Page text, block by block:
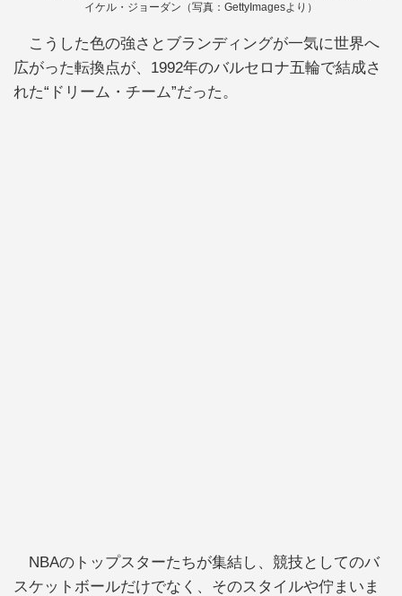
イケル・ジョーダン（写真：GettyImagesより）
こうした色の強さとブランディングが一気に世界へ
広がった転換点が、1992年のバルセロナ五輪で結成さ
れた“ドリーム・チーム”だった。
NBAのトップスターたちが集結し、競技としてのバ
スケットボールだけでなく、そのスタイルや佇まいま